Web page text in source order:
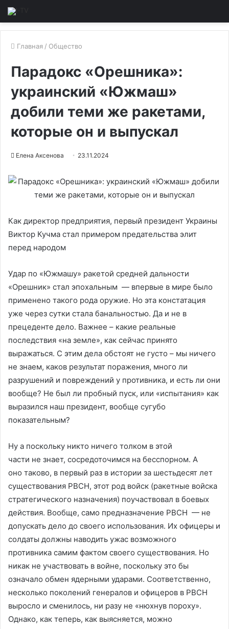
Главная / Общество
Парадокс «Орешника»:
украинский «Южмаш»
добили теми же ракетами,
которые он и выпускал
Елена Аксенова 23.11.2024
Как директор предприятия, первый президент Украины
Виктор Кучма стал примером предательства элит
перед народом
Удар по «Южмашу» ракетой средней дальности
«Орешник» стал эпохальным — впервые в мире было
применено такого рода оружие. Но эта констатация
уже через сутки стала банальностью. Да и не в
прецеденте дело. Важнее – какие реальные
последствия «на земле», как сейчас принято
выражаться. С этим дела обстоят не густо – мы ничего
не знаем, каков результат поражения, много ли
разрушений и повреждений у противника, и есть ли они
вообще? Не был ли пробный пуск, или «испытания» как
выразился наш президент, вообще сугубо
показательным?
Ну а поскольку никто ничего толком в этой
части не знает, сосредоточимся на бесспорном. А
оно таково, в первый раз в истории за шестьдесят лет
существования РВСН, этот род войск (ракетные войска
стратегического назначения) поучаствовал в боевых
действия. Вообще, само предназначение РВСН — не
допускать дело до своего использования. Их офицеры и
солдаты должны наводить ужас возможного
противника самим фактом своего существования. Но
никак не участвовать в войне, поскольку это бы
означало обмен ядерными ударами. Соответственно,
несколько поколений генералов и офицеров в РВСН
выросло и сменилось, ни разу не «нюхнув пороху».
Однако, как теперь, как выясняется, можно